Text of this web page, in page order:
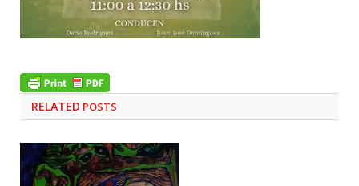
RELATED POSTS